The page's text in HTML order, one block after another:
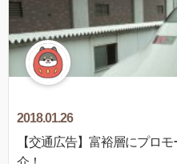
2018.01.26
【交通広告】富裕層にプロ